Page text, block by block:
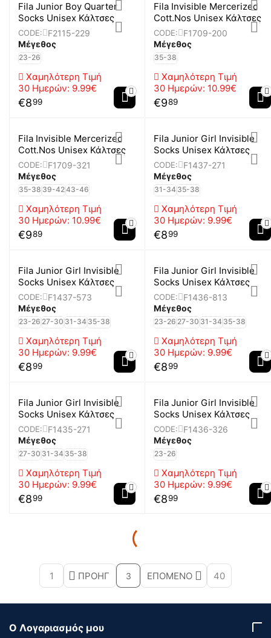
Fila Junior Boy Quarter
Socks Unisex Κάλτσες
CODE:
F2115-229
Μέγεθος
23-26
Χαμηλότερη Τιμή
30 Ημερών: 9.99€
€899
Fila Invisible Mercerized
Cott.Nos Unisex Κάλτσες
CODE:
F1709-200
Μέγεθος
35-38
Χαμηλότερη Τιμή
30 Ημερών: 10.99€
€989
Fila Invisible Mercerized
Cott.Nos Unisex Κάλτσες
CODE:
F1709-321
Μέγεθος
35-38 39-4243-46
Χαμηλότερη Τιμή
30 Ημερών: 10.99€
€989
Fila Junior Girl Invisible
Socks Unisex Κάλτσες
CODE:
F1437-271
Μέγεθος
31-34 35-38
Χαμηλότερη Τιμή
30 Ημερών: 9.99€
€899
Fila Junior Girl Invisible
Socks Unisex Κάλτσες
CODE:
F1437-573
Μέγεθος
23-26 27-30 31-34 35-38
Χαμηλότερη Τιμή
30 Ημερών: 9.99€
€899
Fila Junior Girl Invisible
Socks Unisex Κάλτσες
CODE:
F1436-813
Μέγεθος
23-26 27-30 31-34 35-38
Χαμηλότερη Τιμή
30 Ημερών: 9.99€
€899
Fila Junior Girl Invisible
Socks Unisex Κάλτσες
CODE:
F1435-271
Μέγεθος
27-30 31-34 35-38
Χαμηλότερη Τιμή
30 Ημερών: 9.99€
€899
Fila Junior Girl Invisible
Socks Unisex Κάλτσες
CODE:
F1436-326
Μέγεθος
23-26
Χαμηλότερη Τιμή
30 Ημερών: 9.99€
€899
1 ΠΡΟΗΓ 3 ΕΠΌΜΕΝΟ 40
Ο Λογαριασμός μου